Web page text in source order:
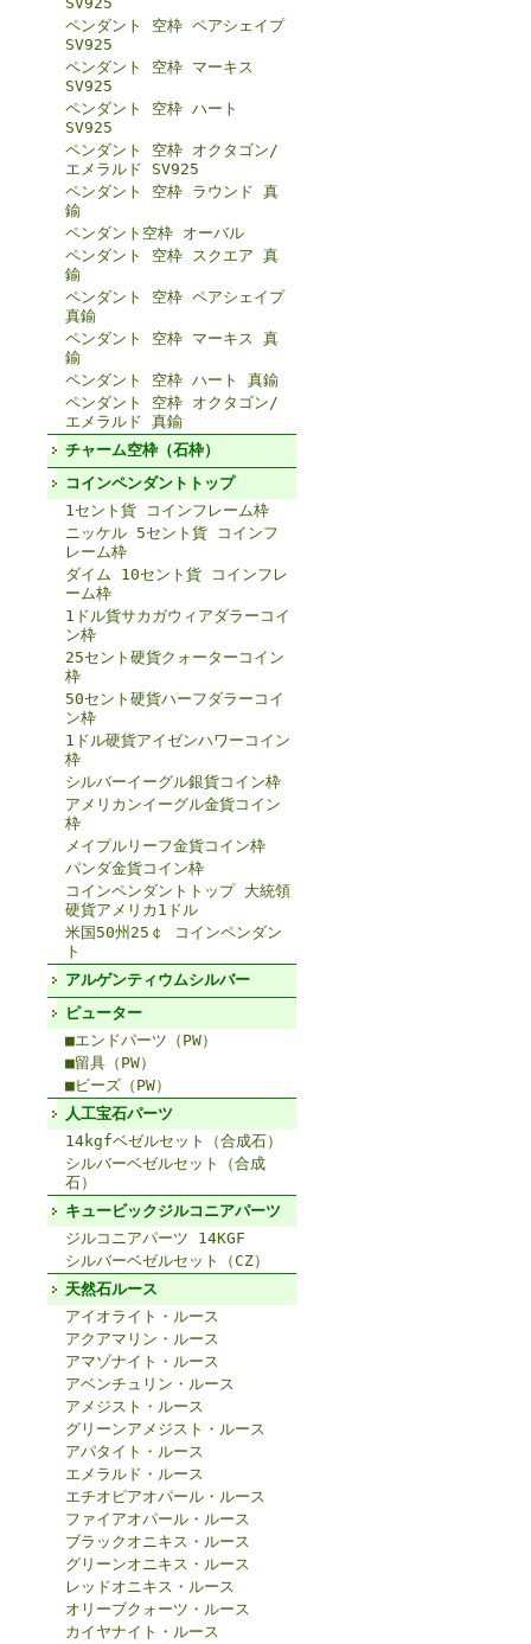
ペンダント 空枠 ペアシェイプ
SV925
ペンダント 空枠 マーキス
SV925
ペンダント 空枠 ハート
SV925
ペンダント 空枠 オクタゴン/
エメラルド SV925
ペンダント 空枠 ラウンド 真
鍮
ペンダント空枠 オーバル
ペンダント 空枠 スクエア 真
鍮
ペンダント 空枠 ペアシェイプ
真鍮
ペンダント 空枠 マーキス 真
鍮
ペンダント 空枠 ハート 真鍮
ペンダント 空枠 オクタゴン/
エメラルド 真鍮
チャーム空枠（石枠）
コインペンダントトップ
1セント貨 コインフレーム枠
ニッケル 5セント貨 コインフ
レーム枠
ダイム 10セント貨 コインフレ
ーム枠
1ドル貨サカガウィアダラーコイ
ン枠
25セント硬貨クォーターコイン
枠
50セント硬貨ハーフダラーコイ
ン枠
1ドル硬貨アイゼンハワーコイン
枠
シルバーイーグル銀貨コイン枠
アメリカンイーグル金貨コイン
枠
メイプルリーフ金貨コイン枠
パンダ金貨コイン枠
コインペンダントトップ 大統領
硬貨アメリカ1ドル
米国50州25￠ コインペンダン
ト
アルゲンティウムシルバー
ピューター
■エンドパーツ（PW）
■留具（PW）
■ビーズ（PW）
人工宝石パーツ
14kgfベゼルセット（合成石）
シルバーベゼルセット（合成
石）
キュービックジルコニアパーツ
ジルコニアパーツ 14KGF
シルバーベゼルセット（CZ）
天然石ルース
アイオライト・ルース
アクアマリン・ルース
アマゾナイト・ルース
アベンチュリン・ルース
アメジスト・ルース
グリーンアメジスト・ルース
アパタイト・ルース
エメラルド・ルース
エチオピアオパール・ルース
ファイアオパール・ルース
ブラックオニキス・ルース
グリーンオニキス・ルース
レッドオニキス・ルース
オリーブクォーツ・ルース
カイヤナイト・ルース